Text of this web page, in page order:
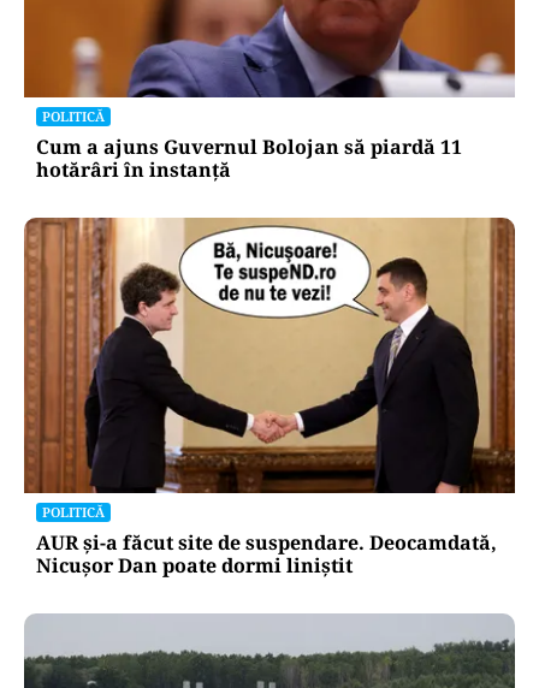
POLITICĂ
Cum a ajuns Guvernul Bolojan să piardă 11
hotărâri în instanță
POLITICĂ
AUR și-a făcut site de suspendare. Deocamdată,
Nicușor Dan poate dormi liniștit